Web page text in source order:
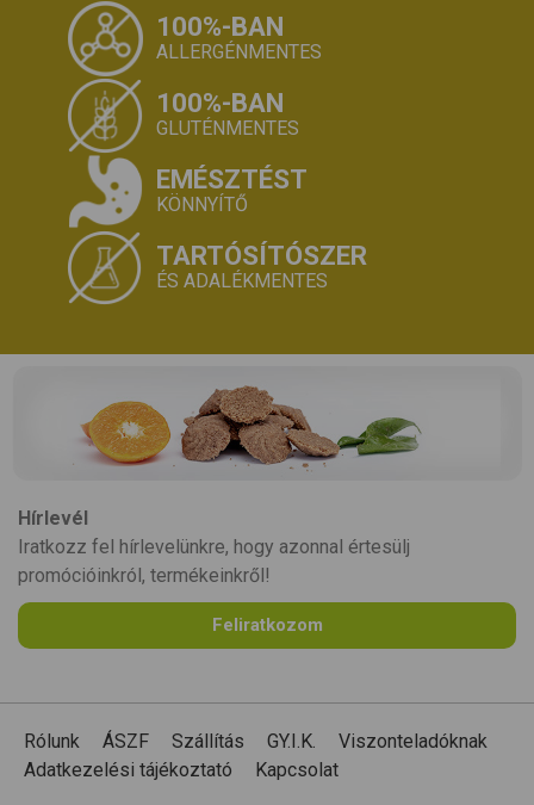
100%-BAN
ALLERGÉNMENTES
100%-BAN
GLUTÉNMENTES
EMÉSZTÉST
KÖNNYÍTŐ
TARTÓSÍTÓSZER
ÉS ADALÉKMENTES
Hírlevél
Iratkozz fel hírlevelünkre, hogy azonnal értesülj
promócióinkról, termékeinkről!
Feliratkozom
Rólunk ÁSZF Szállítás GY.I.K.
Viszonteladóknak
Adatkezelési tájékoztató
Kapcsolat